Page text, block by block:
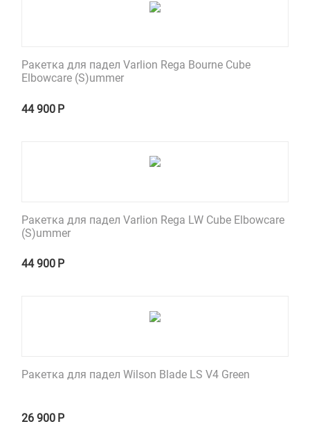
Ракетка для падел Varlion Rega Bourne Cube
Elbowcare (S)ummer
44 900 Р
Ракетка для падел Varlion Rega LW Cube Elbowcare
(S)ummer
44 900 Р
Ракетка для падел Wilson Blade LS V4 Green
26 900 Р